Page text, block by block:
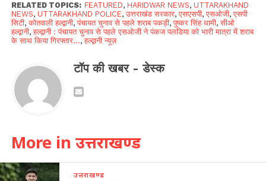
RELATED TOPICS: FEATURED, HARIDWAR NEWS, UTTARAKHAND
NEWS, UTTARAKHAND POLICE,उत्तराखंड सरकार,एसएसपी,एसओजी,एसपी
सिटी,कोतवाली हल्द्वानी,पंचायत चुनाव से पहले शराब पकड़ी,पुष्कर सिंह धामी,सीओ
हल्द्वानी,हल्द्वानी : पंचायत चुनाव से पहले एसओजी ने पंकज पलडिया को भारी मात्रा में शराब
के साथ किया गिरफ्तार...,हल्द्वानी न्यूज़
टॉप की खबर - डेस्क
More in उत्तराखण्ड
उत्तराखण्ड